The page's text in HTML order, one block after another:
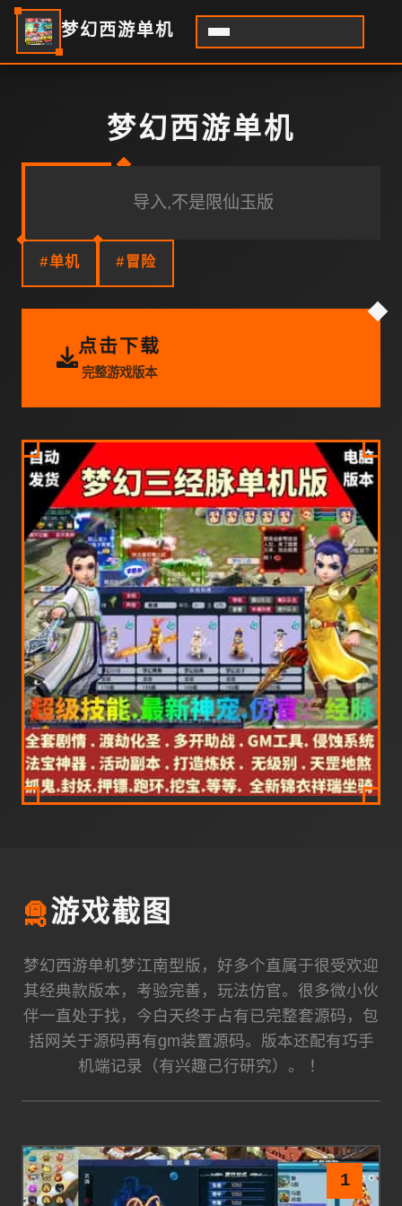
梦幻西游单机
梦幻西游单机
导入,不是限仙玉版
#单机 #冒险
点击下载
完整游戏版本
🛅游戏截图
梦幻西游单机梦江南型版，好多个直属于很受欢迎
其经典款版本，考验完善，玩法仿官。很多微小伙
伴一直处于找，今白天终于占有已完整套源码，包
括网关于源码再有gm装置源码。版本还配有巧手
机端记录（有兴趣己行研究）。 ！
1